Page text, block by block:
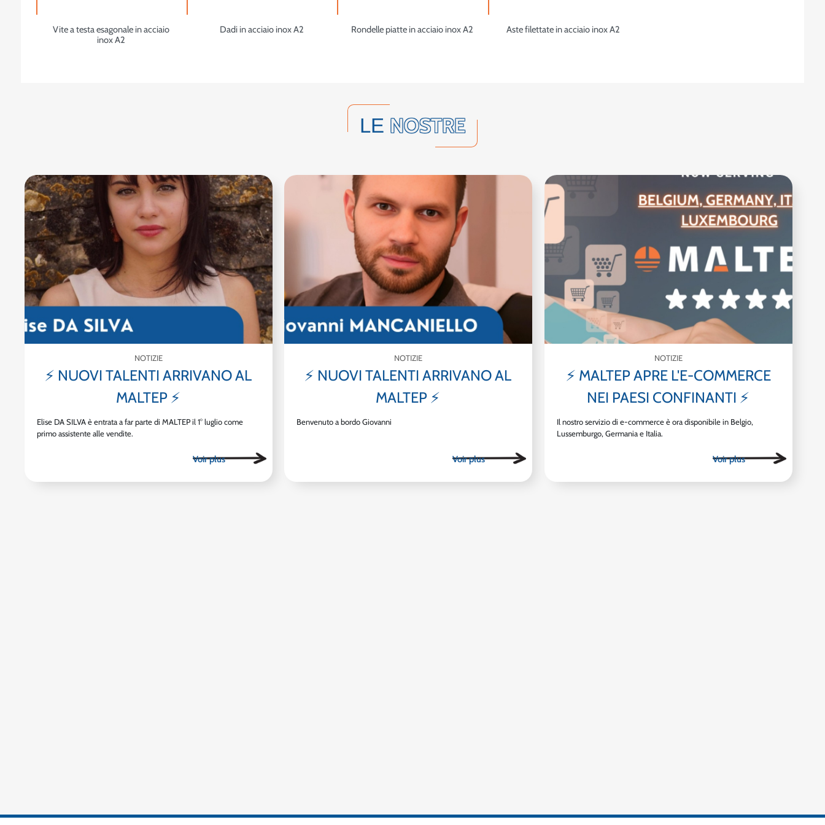
Vite a testa esagonale in acciaio
inox A2
Dadi in acciaio inox A2 Rondelle piatte in acciaio inox A2 Aste filettate in acciaio inox A2
LE NOSTRE
NOTIZIE
⚡ NUOVI TALENTI ARRIVANO AL
MALTEP ⚡
Elise DA SILVA è entrata a far parte di MALTEP il 1° luglio come
primo assistente alle vendite.
NOTIZIE
⚡ NUOVI TALENTI ARRIVANO AL
MALTEP ⚡
Benvenuto a bordo Giovanni
NOTIZIE
⚡ MALTEP APRE L'E-COMMERCE
NEI PAESI CONFINANTI ⚡
Il nostro servizio di e-commerce è ora disponibile in Belgio,
Lussemburgo, Germania e Italia.